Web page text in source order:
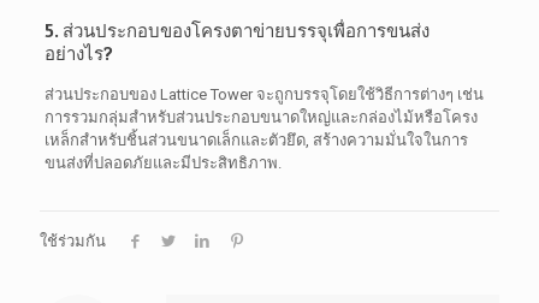
5. ส่วนประกอบของโครงตาข่ายบรรจุเพื่อการขนส่ง
อย่างไร?
ส่วนประกอบของ Lattice Tower จะถูกบรรจุโดยใช้วิธีการต่างๆ เช่น
การรวมกลุ่มสำหรับส่วนประกอบขนาดใหญ่และกล่องไม้หรือโครง
เหล็กสำหรับชิ้นส่วนขนาดเล็กและตัวยึด, สร้างความมั่นใจในการ
ขนส่งที่ปลอดภัยและมีประสิทธิภาพ.
ใช้ร่วมกัน